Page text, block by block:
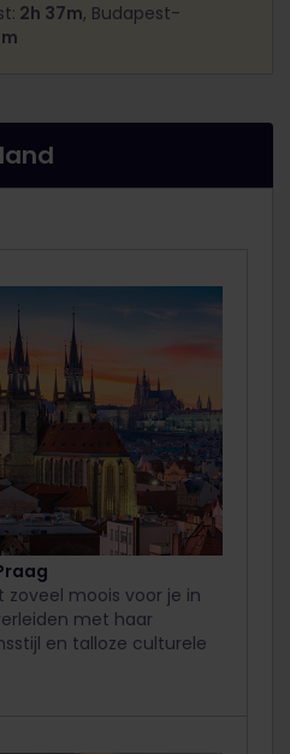
2h 37m, Budapest-
moois voor je in
met haar
en talloze culturele